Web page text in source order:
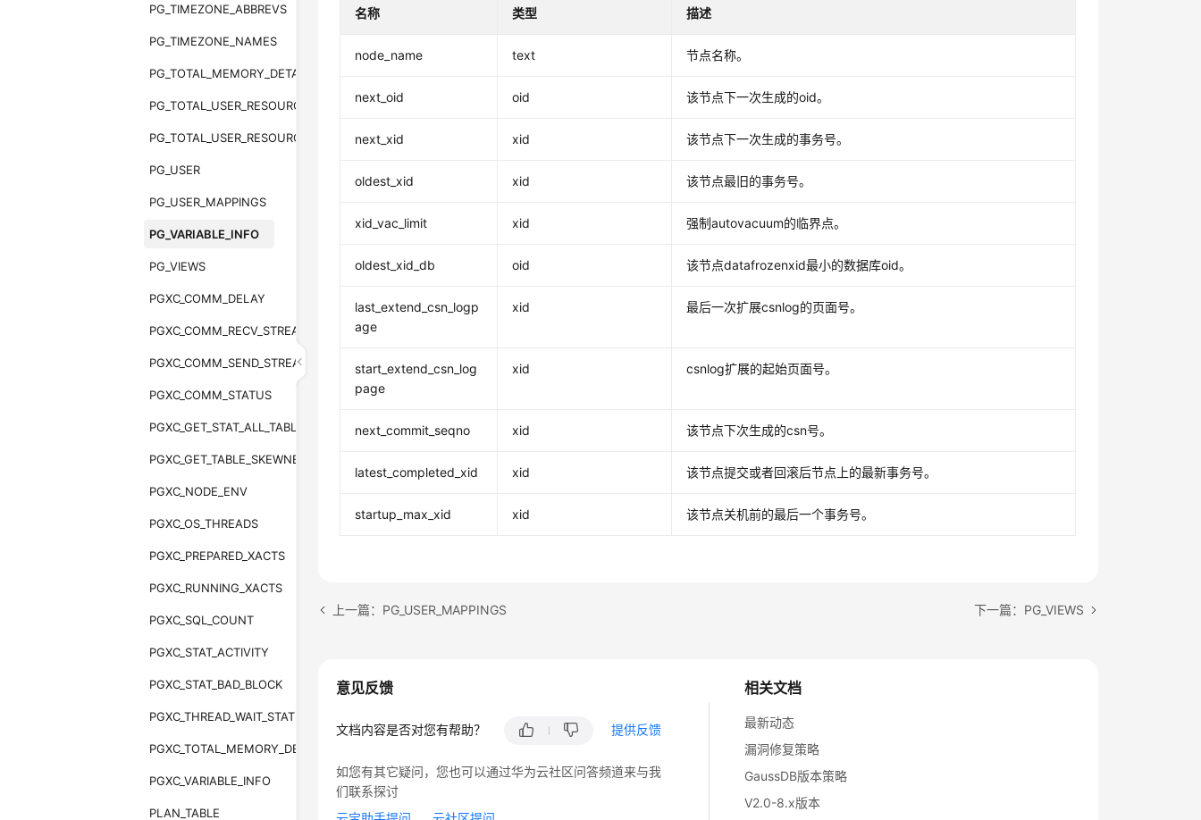
PG_TIMEZONE_ABBREVS
PG_TIMEZONE_NAMES
PG_TOTAL_MEMORY_DETAIL
PG_TOTAL_USER_RESOURCE_INFO
PG_TOTAL_USER_RESOURCE_INFO_OID
PG_USER
PG_USER_MAPPINGS
PG_VARIABLE_INFO
PG_VIEWS
PGXC_COMM_DELAY
PGXC_COMM_RECV_STREAM
PGXC_COMM_SEND_STREAM
PGXC_COMM_STATUS
PGXC_GET_STAT_ALL_TABLES
PGXC_GET_TABLE_SKEWNESS
PGXC_NODE_ENV
PGXC_OS_THREADS
PGXC_PREPARED_XACTS
PGXC_RUNNING_XACTS
PGXC_SQL_COUNT
PGXC_STAT_ACTIVITY
PGXC_STAT_BAD_BLOCK
PGXC_THREAD_WAIT_STATUS
PGXC_TOTAL_MEMORY_DETAIL
PGXC_VARIABLE_INFO
PLAN_TABLE
名称 类型 描述
node_name text 节点名称。
next_oid oid 该节点下一次生成的oid。
next_xid xid 该节点下一次生成的事务号。
oldest_xid xid 该节点最旧的事务号。
xid_vac_limit xid 强制autovacuum的临界点。
oldest_xid_db oid 该节点datafrozenxid最小的数据库oid。
last_extend_csn_logp
age
xid 最后一次扩展csnlog的页面号。
start_extend_csn_log
page
xid csnlog扩展的起始页面号。
next_commit_seqno xid 该节点下次生成的csn号。
latest_completed_xid xid 该节点提交或者回滚后节点上的最新事务号。
startup_max_xid xid 该节点关机前的最后一个事务号。
上一篇：PG_USER_MAPPINGS 下一篇：PG_VIEWS
相关文档
最新动态
漏洞修复策略
GaussDB版本策略
V2.0-8.x版本
意见反馈
文档内容是否对您有帮助？ 提供反馈
如您有其它疑问，您也可以通过华为云社区问答频道来与我
们联系探讨